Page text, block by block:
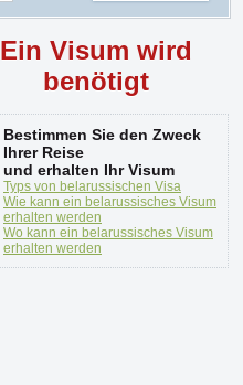
Ein Visum wird
benötigt
Bestimmen Sie den Zweck
Ihrer Reise
und erhalten Ihr Visum
Typs von belarussischen Visa
Wie kann ein belarussisches Visum
erhalten werden
Wo kann ein belarussisches Visum
erhalten werden